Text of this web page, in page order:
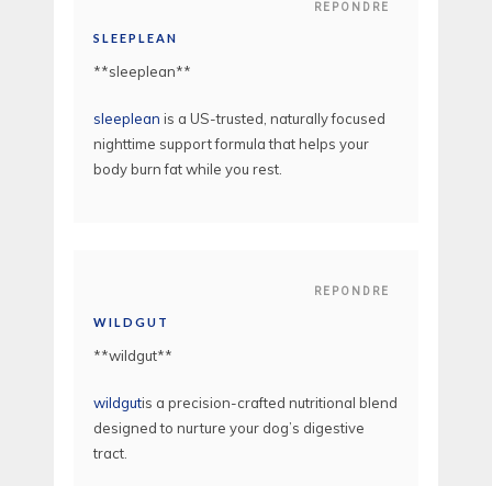
REPONDRE
SLEEPLEAN
** sleeplean**
sleeplean is a US-trusted, naturally focused
nighttime support formula that helps your
body burn fat while you rest.
REPONDRE
WILDGUT
** wildgut**
wildgutis a precision-crafted nutritional blend
designed to nurture your dog’s digestive
tract.